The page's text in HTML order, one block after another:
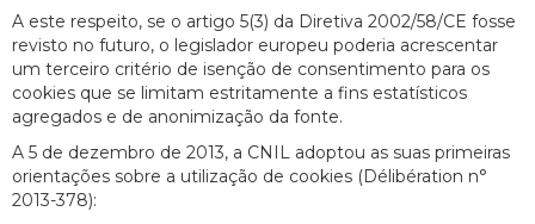
A este respeito, se o artigo 5(3) da Diretiva 2002/58/CE fosse
revisto no futuro, o legislador europeu poderia acrescentar
um terceiro critério de isenção de consentimento para os
cookies que se limitam estritamente a fins estatísticos
agregados e de anonimização da fonte.
A 5 de dezembro de 2013, a CNIL adoptou as suas primeiras
orientações sobre a utilização de cookies (Délibération n°
2013-378):